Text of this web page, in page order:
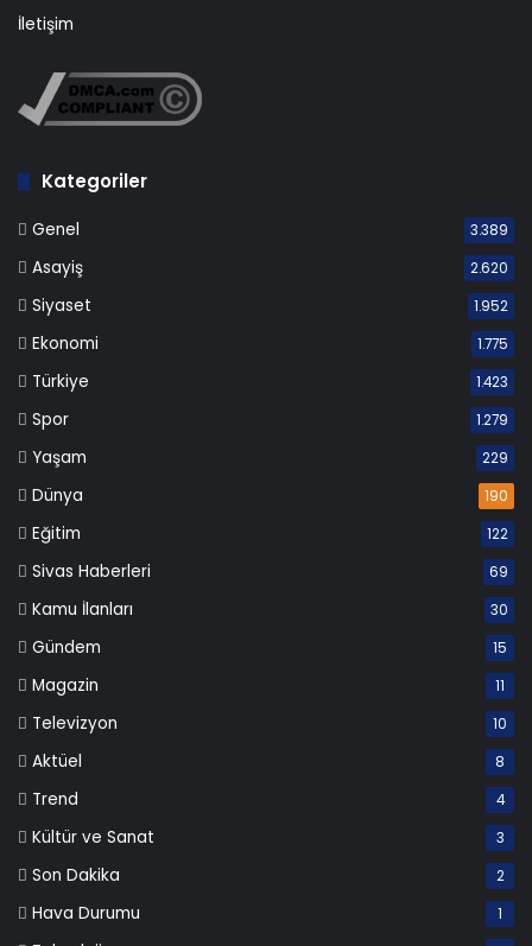
İletişim
Kategoriler
Genel 3.389
Asayiş 2.620
Siyaset 1.952
Ekonomi 1.775
Türkiye 1.423
Spor 1.279
Yaşam 229
Dünya 190
Eğitim 122
Sivas Haberleri 69
Kamu İlanları 30
Gündem 15
Magazin 11
Televizyon 10
Aktüel 8
Trend 4
Kültür ve Sanat 3
Son Dakika 2
Hava Durumu 1